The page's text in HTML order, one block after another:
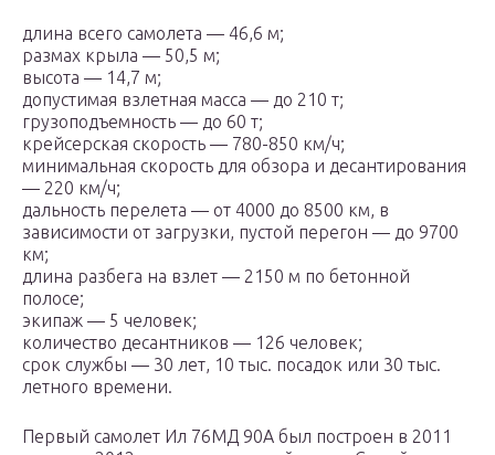
длина всего самолета — 46,6 м;
размах крыла — 50,5 м;
высота — 14,7 м;
допустимая взлетная масса — до 210 т;
грузоподъемность — до 60 т;
крейсерская скорость — 780-850 км/ч;
минимальная скорость для обзора и десантирования
— 220 км/ч;
дальность перелета — от 4000 до 8500 км, в
зависимости от загрузки, пустой перегон — до 9700
км;
длина разбега на взлет — 2150 м по бетонной
полосе;
экипаж — 5 человек;
количество десантников — 126 человек;
срок службы — 30 лет, 10 тыс. посадок или 30 тыс.
летного времени.
Первый самолет Ил 76МД 90А был построен в 2011